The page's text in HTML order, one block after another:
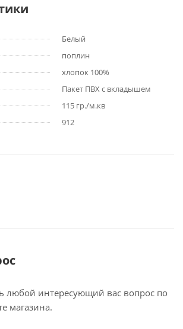
Белый
поплин
хлопок 100%
Пакет ПВХ с вкладышем
115 гр./м.кв
912
любой интересующий вас вопрос по
магазина.